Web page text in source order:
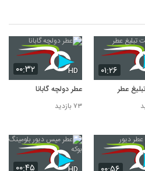
۰۱:۲۶
عطر
۰۰:۳۲ HD
عطر دولچه گابانا
۷۳ بازدید